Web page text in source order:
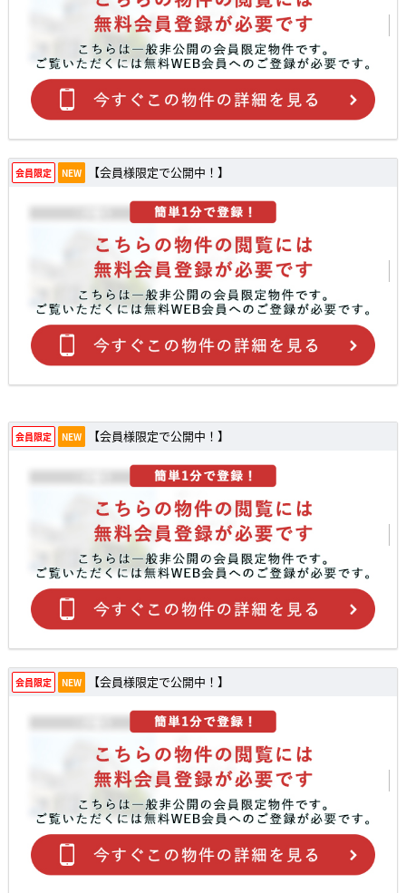
会員限定 NEW 【会員様限定で公開中！】
会員限定 NEW 【会員様限定で公開中！】
会員限定 NEW 【会員様限定で公開中！】